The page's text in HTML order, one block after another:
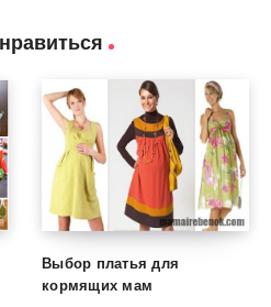
Выбор платья для
кормящих мам